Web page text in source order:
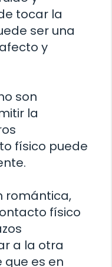
tocar la
ser una
y
son
la
físico puede
romántica,
físico
a la otra
es en